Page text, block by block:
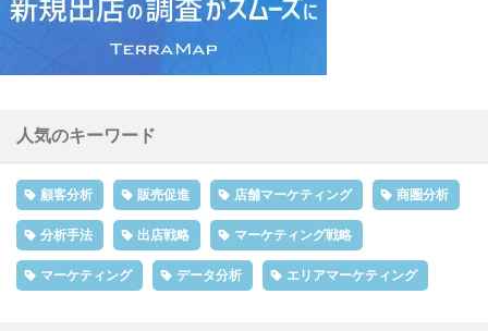
人気のキーワード
顧客分析 販売促進 店舗マーケティング 商圏分析
分析手法 出店戦略 マーケティング戦略
マーケティング データ分析 エリアマーケティング